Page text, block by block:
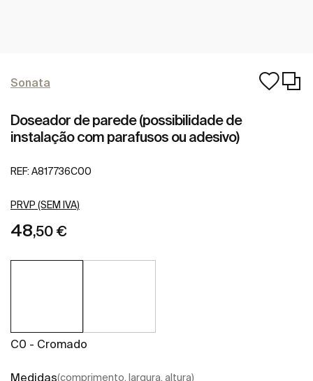
Sonata
Doseador de parede (possibilidade de
instalação com parafusos ou adesivo)
REF: A817736C00
PRVP (SEM IVA)
48,50 €
C0 - Cromado
Medidas(comprimento, largura, altura)